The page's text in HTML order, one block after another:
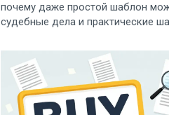
почему даже простой шаблон
судебные дела и практические